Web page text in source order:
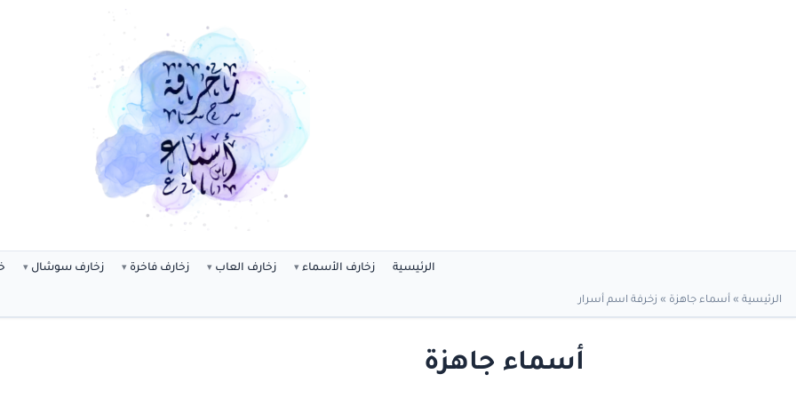
الرئيسية زخارف الأسماء زخارف العاب زخارف فاخرة زخارف سوشال
الرئيسية » أسماء جاهزة » زخرفة اسم أسرار
أسماء جاهزة